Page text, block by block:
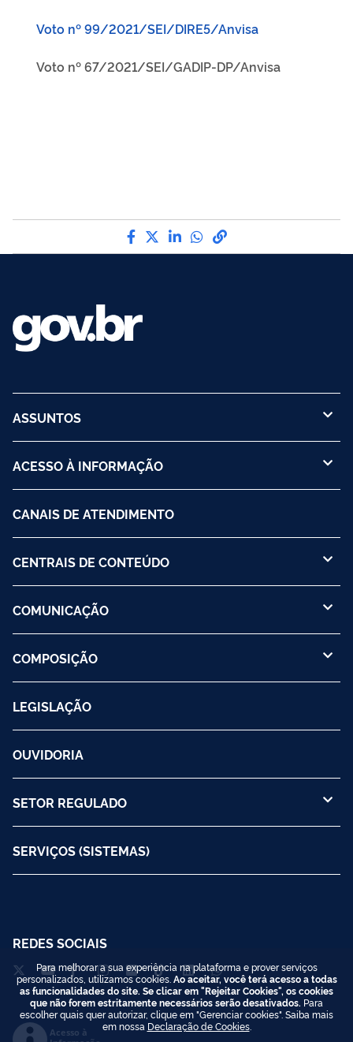
Voto nº 99/2021/SEI/DIRE5/Anvisa
Voto nº 67/2021/SEI/GADIP-DP/Anvisa
Compartilhe por Facebook
Compartilhe por Twitter
Compartilhe por
Compartilhe por
link para Copiar
ASSUNTOS
ACESSO À INFORMAÇÃO
CANAIS DE ATENDIMENTO
CENTRAIS DE CONTEÚDO
COMUNICAÇÃO
COMPOSIÇÃO
LEGISLAÇÃO
OUVIDORIA
SETOR REGULADO
SERVIÇOS (SISTEMAS)
REDES SOCIAIS
Acesso à
Para melhorar a sua experiência na plataforma e prover serviços
personalizados, utilizamos cookies. Ao aceitar, você terá acesso a todas
as funcionalidades do site. Se clicar em "Rejeitar Cookies", os cookies
que não forem estritamente necessários serão desativados. Para
escolher quais quer autorizar, clique em "Gerenciar cookies". Saiba mais
em nossa Declaração de Cookies.